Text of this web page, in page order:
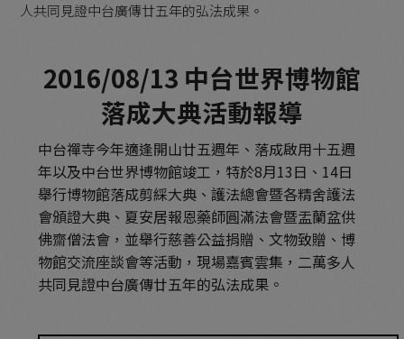
人共同見證中台廣傳廿五年的弘法成果。
2016/08/13 中台世界博物館
落成大典活動報導
中台禪寺今年適逢開山廿五週年、落成啟用十五週
年以及中台世界博物館竣工，特於8月13日、14日
舉行博物館落成剪綵大典、護法總會暨各精舍護法
會頒證大典、夏安居報恩藥師圓滿法會暨盂蘭盆供
佛齋僧法會，並舉行慈善公益捐贈、文物致贈、博
物館交流座談會等活動，現場嘉賓雲集，二萬多人
共同見證中台廣傳廿五年的弘法成果。